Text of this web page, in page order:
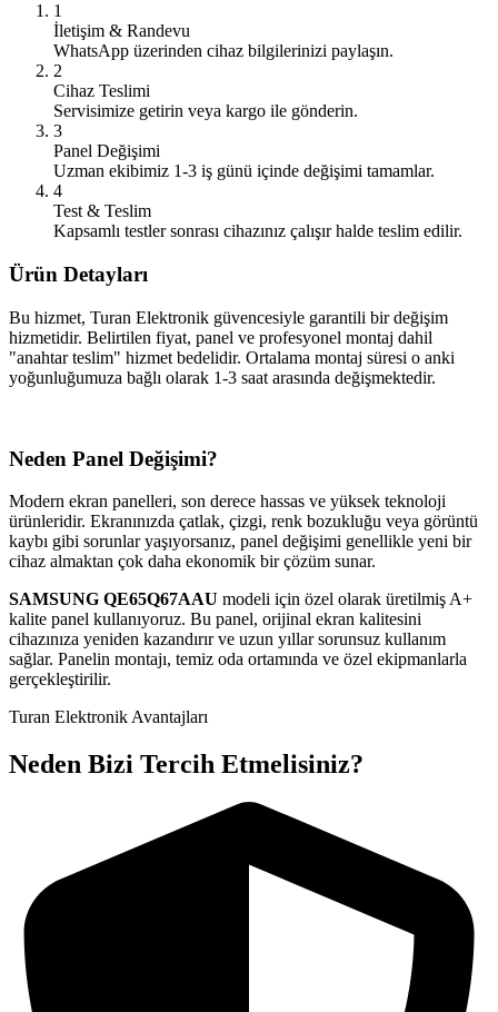
1
İletişim & Randevu
WhatsApp üzerinden cihaz bilgilerinizi paylaşın.
2
Cihaz Teslimi
Servisimize getirin veya kargo ile gönderin.
3
Panel Değişimi
Uzman ekibimiz 1-3 iş günü içinde değişimi tamamlar.
4
Test & Teslim
Kapsamlı testler sonrası cihazınız çalışır halde teslim edilir.
Ürün Detayları
Bu hizmet, Turan Elektronik güvencesiyle garantili bir değişim
hizmetidir. Belirtilen fiyat, panel ve profesyonel montaj dahil
"anahtar teslim" hizmet bedelidir. Ortalama montaj süresi o anki
yoğunluğumuza bağlı olarak 1-3 saat arasında değişmektedir.
Neden Panel Değişimi?
Modern ekran panelleri, son derece hassas ve yüksek teknoloji
ürünleridir. Ekranınızda çatlak, çizgi, renk bozukluğu veya görüntü
kaybı gibi sorunlar yaşıyorsanız, panel değişimi genellikle yeni bir
cihaz almaktan çok daha ekonomik bir çözüm sunar.
SAMSUNG QE65Q67AAU modeli için özel olarak üretilmiş A+
kalite panel kullanıyoruz. Bu panel, orijinal ekran kalitesini
cihazınıza yeniden kazandırır ve uzun yıllar sorunsuz kullanım
sağlar. Panelin montajı, temiz oda ortamında ve özel ekipmanlarla
gerçekleştirilir.
Turan Elektronik Avantajları
Neden Bizi Tercih Etmelisiniz?